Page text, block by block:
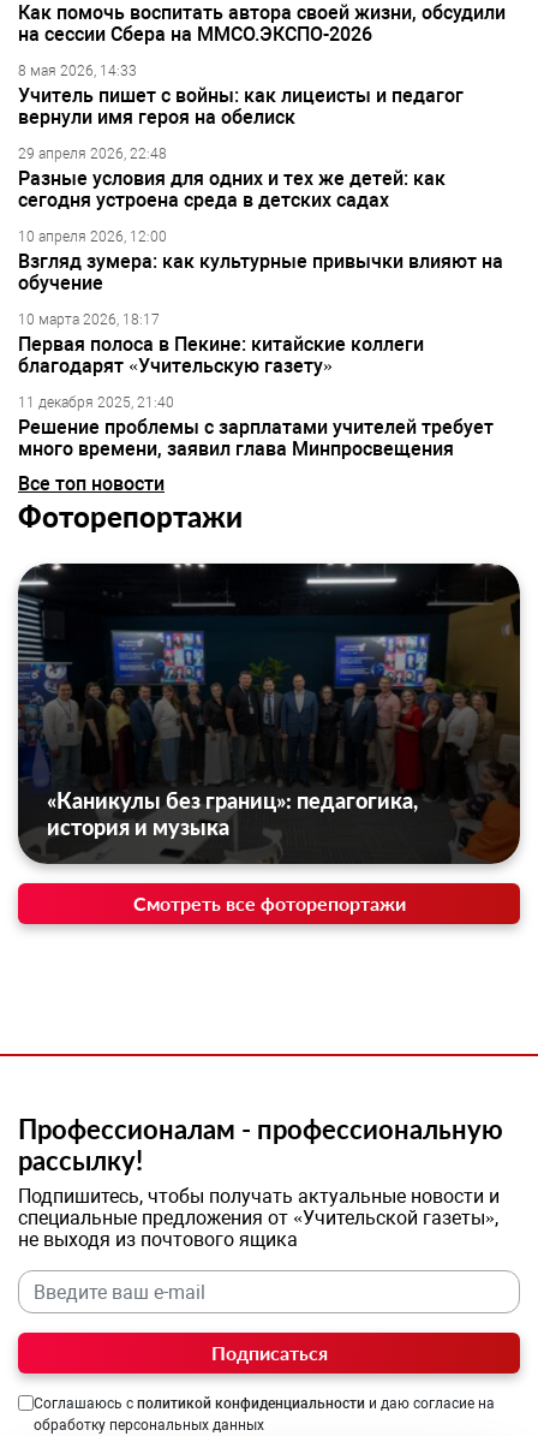
Как помочь воспитать автора своей жизни, обсудили
на сессии Сбера на ММСО.ЭКСПО-2026
8 мая 2026, 14:33
Учитель пишет с войны: как лицеисты и педагог
вернули имя героя на обелиск
29 апреля 2026, 22:48
Разные условия для одних и тех же детей: как
сегодня устроена среда в детских садах
10 апреля 2026, 12:00
Взгляд зумера: как культурные привычки влияют на
обучение
10 марта 2026, 18:17
Первая полоса в Пекине: китайские коллеги
благодарят «Учительскую газету»
11 декабря 2025, 21:40
Решение проблемы с зарплатами учителей требует
много времени, заявил глава Минпросвещения
Все топ новости
Фоторепортажи
«Каникулы без границ»: педагогика,
история и музыка
Смотреть все фоторепортажи
Профессионалам - профессиональную
рассылку!
Подпишитесь, чтобы получать актуальные новости и
специальные предложения от «Учительской газеты»,
не выходя из почтового ящика
Подписаться
Соглашаюсь с политикой конфиденциальности и даю согласие на
обработку персональных данных